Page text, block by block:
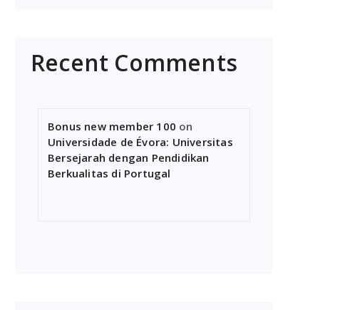
Recent Comments
Bonus new member 100 on
Universidade de Évora: Universitas
Bersejarah dengan Pendidikan
Berkualitas di Portugal